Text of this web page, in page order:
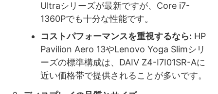
Ultraシリーズが最新ですが、Core i7-
1360Pでも十分な性能です。
コストパフォーマンスを重視するなら: HP
Pavilion Aero 13やLenovo Yoga Slimシリ
ーズの標準構成は、DAIV Z4-I7I01SR-Aに
近い価格帯で提供されることが多いです。